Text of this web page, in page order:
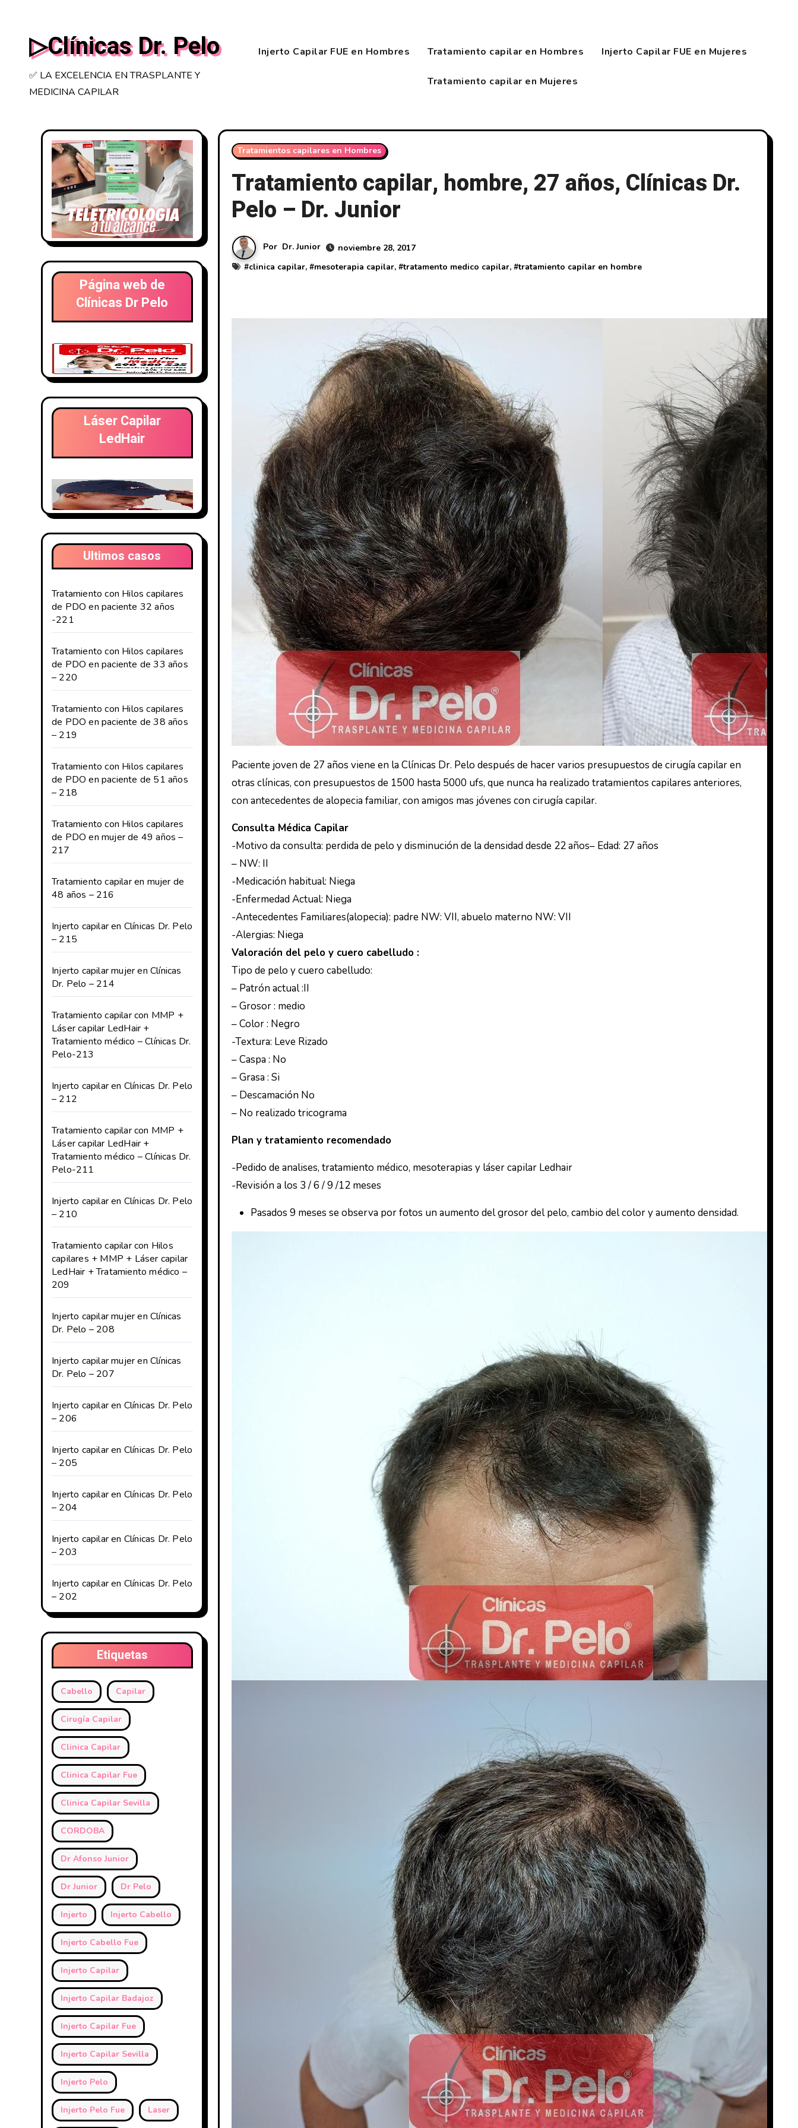
contenido▷Clínicas Dr. Pelo
✅ LA EXCELENCIA EN TRASPLANTE Y
MEDICINA CAPILAR
Injerto Capilar FUE en Hombres Tratamiento capilar en Hombres Injerto Capilar FUE en Mujeres
Tratamiento capilar en Mujeres
Página web de
Clínicas Dr Pelo
Láser Capilar
LedHair
Ultimos casos
Tratamiento con Hilos capilares
de PDO en paciente 32 años
-221
Tratamiento con Hilos capilares
de PDO en paciente de 33 años
– 220
Tratamiento con Hilos capilares
de PDO en paciente de 38 años
– 219
Tratamiento con Hilos capilares
de PDO en paciente de 51 años
– 218
Tratamiento con Hilos capilares
de PDO en mujer de 49 años –
217
Tratamiento capilar en mujer de
48 años – 216
Injerto capilar en Clínicas Dr. Pelo
– 215
Injerto capilar mujer en Clínicas
Dr. Pelo – 214
Tratamiento capilar con MMP +
Láser capilar LedHair +
Tratamiento médico – Clínicas Dr.
Pelo-213
Injerto capilar en Clínicas Dr. Pelo
– 212
Tratamiento capilar con MMP +
Láser capilar LedHair +
Tratamiento médico – Clínicas Dr.
Pelo-211
Injerto capilar en Clínicas Dr. Pelo
– 210
Tratamiento capilar con Hilos
capilares + MMP + Láser capilar
LedHair + Tratamiento médico –
209
Injerto capilar mujer en Clínicas
Dr. Pelo – 208
Injerto capilar mujer en Clínicas
Dr. Pelo – 207
Injerto capilar en Clínicas Dr. Pelo
– 206
Injerto capilar en Clínicas Dr. Pelo
– 205
Injerto capilar en Clínicas Dr. Pelo
– 204
Injerto capilar en Clínicas Dr. Pelo
– 203
Injerto capilar en Clínicas Dr. Pelo
– 202
Etiquetas
Cabello Capilar
Cirugía Capilar
Clinica Capilar
Clinica Capilar Fue
Clinica Capilar Sevilla
CORDOBA
Dr Afonso Junior
Dr Junior Dr Pelo
Injerto Injerto Cabello
Injerto Cabello Fue
Injerto Capilar
Injerto Capilar Badajoz
Injerto Capilar Fue
Injerto Capilar Sevilla
Injerto Pelo
Injerto Pelo Fue Laser
Tratamientos capilares en Hombres
Tratamiento capilar, hombre, 27 años, Clínicas Dr.
Pelo – Dr. Junior
Por Dr. Junior
noviembre 28, 2017
#clinica capilar, #mesoterapia capilar, #tratamento medico capilar, #tratamiento capilar en hombre
Paciente joven de 27 años viene en la Clínicas Dr. Pelo después de hacer varios presupuestos de cirugía capilar en
otras clínicas, con presupuestos de 1500 hasta 5000 ufs, que nunca ha realizado tratamientos capilares anteriores,
con antecedentes de alopecia familiar, con amigos mas jóvenes con cirugía capilar.
Consulta Médica Capilar
-Motivo da consulta: perdida de pelo y disminución de la densidad desde 22 años– Edad: 27 años
– NW: II
-Medicación habitual: Niega
-Enfermedad Actual: Niega
-Antecedentes Familiares(alopecia): padre NW: VII, abuelo materno NW: VII
-Alergias: Niega
Valoración del pelo y cuero cabelludo :
Tipo de pelo y cuero cabelludo:
– Patrón actual :II
– Grosor : medio
– Color : Negro
-Textura: Leve Rizado
– Caspa : No
– Grasa : Si
– Descamación No
– No realizado tricograma
Plan y tratamiento recomendado
-Pedido de analises, tratamiento médico, mesoterapias y láser capilar Ledhair
-Revisión a los 3 / 6 / 9 /12 meses
Pasados 9 meses se observa por fotos un aumento del grosor del pelo, cambio del color y aumento densidad.